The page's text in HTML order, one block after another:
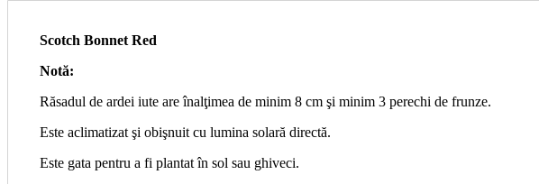
Scotch Bonnet Red
Notă:
Răsadul de ardei iute are înalţimea de minim 8 cm şi minim 3 perechi de frunze.
Este aclimatizat şi obişnuit cu lumina solară directă.
Este gata pentru a fi plantat în sol sau ghiveci.